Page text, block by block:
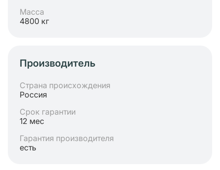
Масса
4800 кг
Производитель
Страна происхождения
Россия
Срок гарантии
12 мес
Гарантия производителя
есть